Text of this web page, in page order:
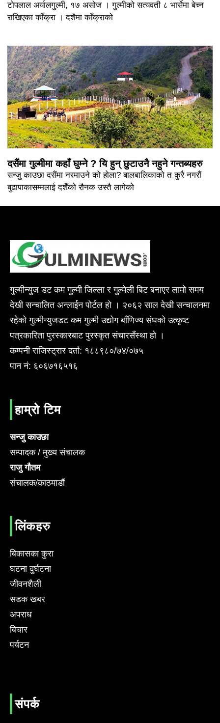
टोपलाल अर्यालगुल्मी, १७ असोज । गुल्मीको सत्यवती ८ भार्सेमा बेच्न
राखिएका काँक्रा । दशैमा काँक्राको
दसैंमा गुल्मीमा कहाँ घुम्ने ? यि हुन् छुटाउनै नहुने गन्तब्यहरु
सन्जु काउछा दसैंमा नरमाउने को होला? बालबालिकाको त कुरै नगरौं
बुढापाकासम्मलाई दशैँको रौनक उस्तै लागेको
गुल्मीन्युज डट कम गुल्मी जिल्ला र गुल्मेली बिट बनाएर लामो समय
देखी सन्चालित अन्लाईन पोर्टल हो । २०६२ साल देखी सन्चालनमा
रहेको गुल्मीन्युजडट कम गुल्मी उद्योग बाँणिज्य संघको उत्कृष्ट
पत्रकारिता पुरस्कारबाट पुरस्कृत संचारसँस्था हो ।
कम्पनी राजिस्ट्रार दर्ता: १८८९८०/७४/०७५
पान नं: ६०६७१६५१६
हाम्रो टिम
सन्जु काउछा
सम्पादक / मुख्य संचालक
राजु गौतम
संचालक/काठमाडौं
लिंकहरु
बिकासका कुरा
घटना दुर्घटना
जीवनशैली
सडक खबर
अपराध
बिचार
पर्यटन
संपर्क